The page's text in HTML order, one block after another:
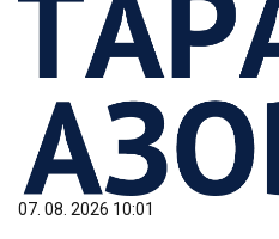
07. 08. 2026 10:01